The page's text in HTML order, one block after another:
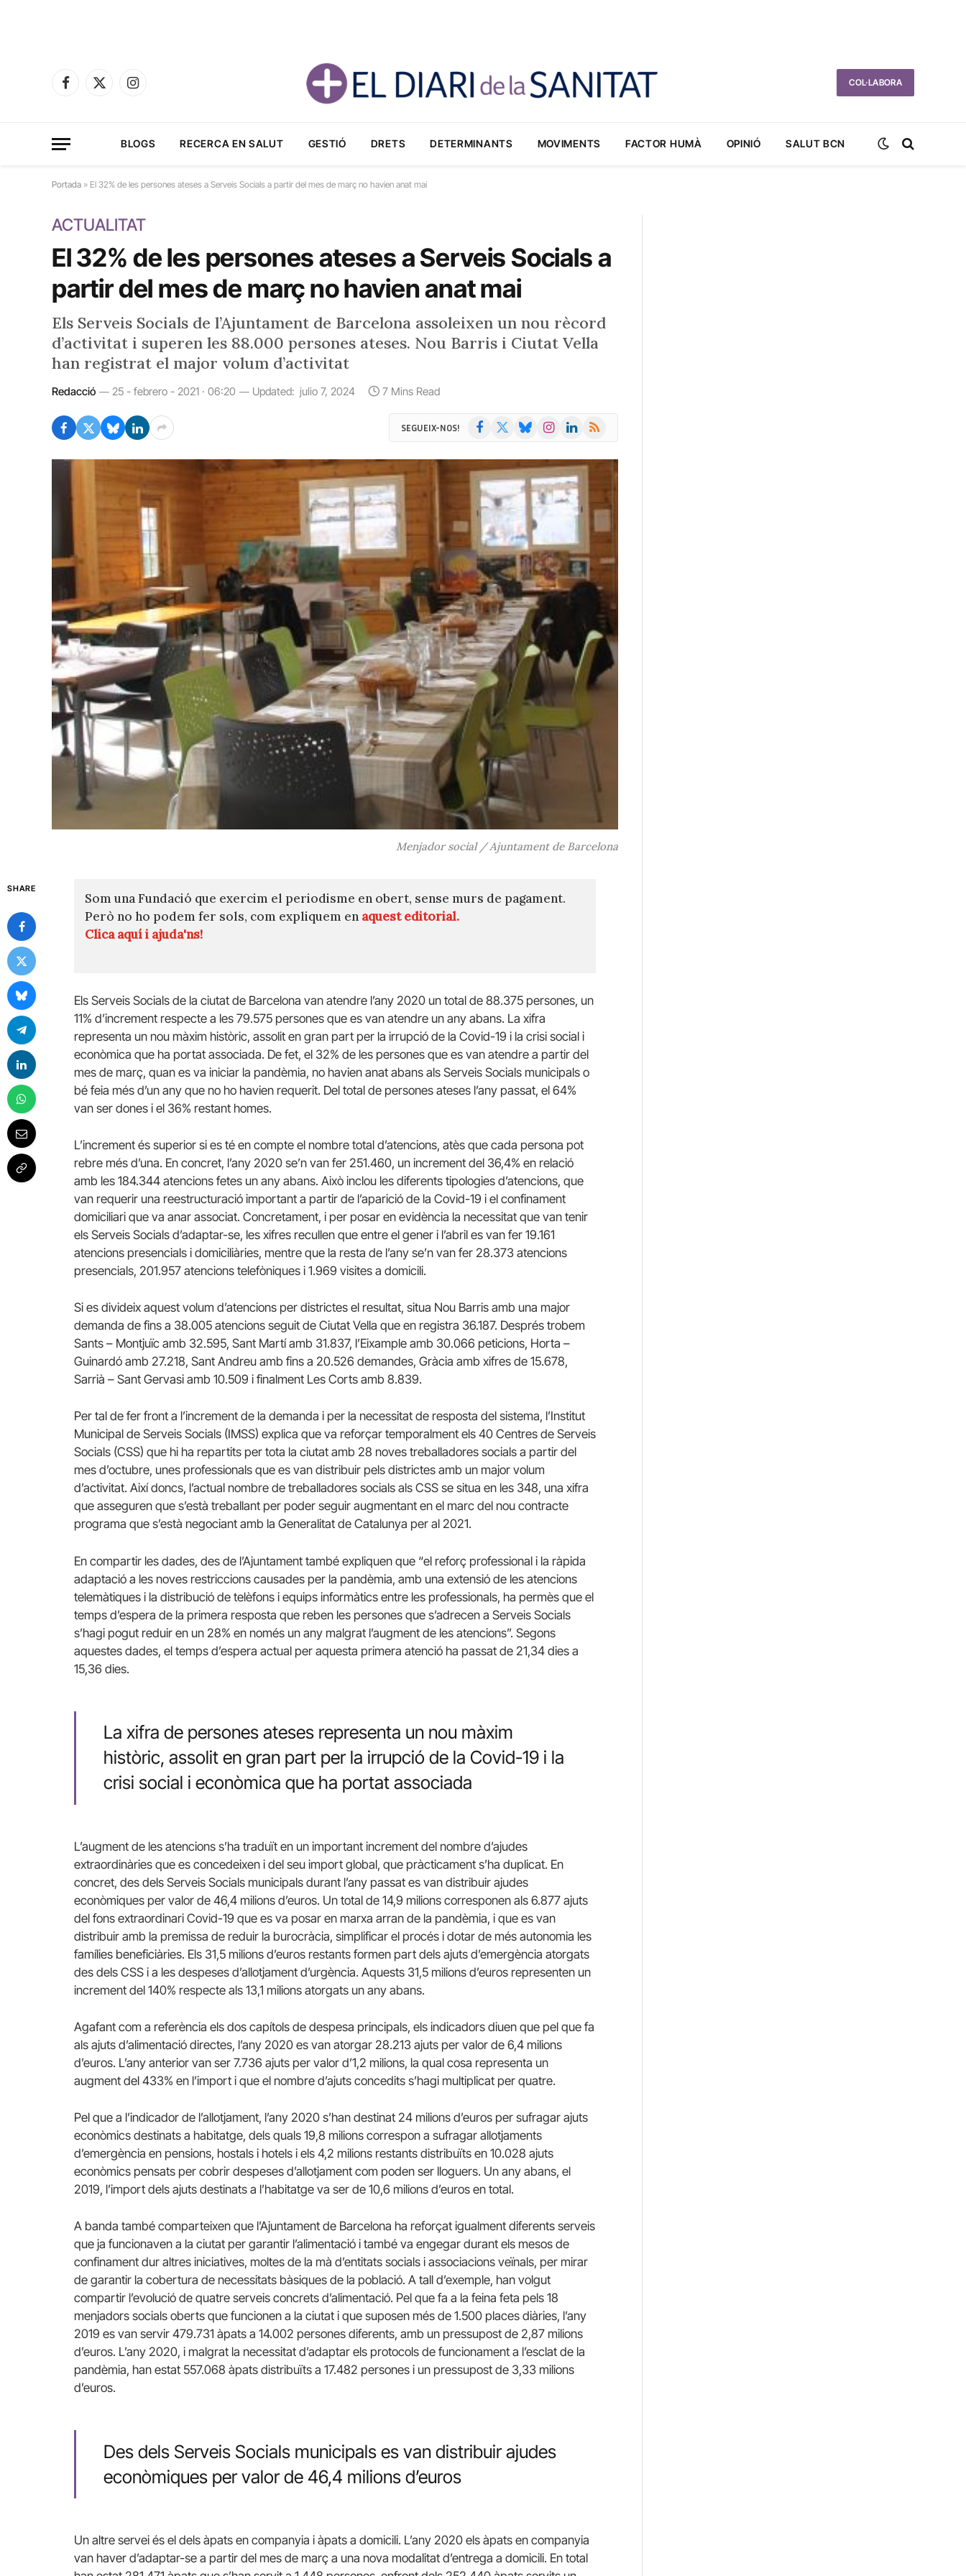
Facebook
X
Instagram
COL·LABORA
BLOGS RECERCA EN SALUT GESTIÓ DRETS DETERMINANTS MOVIMENTS FACTOR HUMÀ OPINIÓ SALUT BCN
Portada » El 32% de les persones ateses a Serveis Socials a partir del mes de març no havien anat mai
ACTUALITAT
El 32% de les persones ateses a Serveis Socials a
partir del mes de març no havien anat mai
Els Serveis Socials de l’Ajuntament de Barcelona assoleixen un nou rècord
d’activitat i superen les 88.000 persones ateses. Nou Barris i Ciutat Vella
han registrat el major volum d’activitat
Redacció 25 - febrero - 2021 · 06:20 Updated: julio 7, 2024 7 Mins Read
SEGUEIX-NOS! Facebook BlueskyInstagramLinkedIn
RSS
Menjador social / Ajuntament de Barcelona
SHARE
Som una Fundació que exercim el periodisme en obert, sense murs de pagament.
Però no ho podem fer sols, com expliquem en aquest editorial.
Clica aquí i ajuda'ns!
Els Serveis Socials de la ciutat de Barcelona van atendre l’any 2020 un total de 88.375 persones, un
11% d’increment respecte a les 79.575 persones que es van atendre un any abans. La xifra
representa un nou màxim històric, assolit en gran part per la irrupció de la Covid-19 i la crisi social i
econòmica que ha portat associada. De fet, el 32% de les persones que es van atendre a partir del
mes de març, quan es va iniciar la pandèmia, no havien anat abans als Serveis Socials municipals o
bé feia més d’un any que no ho havien requerit. Del total de persones ateses l’any passat, el 64%
van ser dones i el 36% restant homes.
L’increment és superior si es té en compte el nombre total d’atencions, atès que cada persona pot
rebre més d’una. En concret, l’any 2020 se’n van fer 251.460, un increment del 36,4% en relació
amb les 184.344 atencions fetes un any abans. Això inclou les diferents tipologies d’atencions, que
van requerir una reestructuració important a partir de l’aparició de la Covid-19 i el confinament
domiciliari que va anar associat. Concretament, i per posar en evidència la necessitat que van tenir
els Serveis Socials d’adaptar-se, les xifres recullen que entre el gener i l’abril es van fer 19.161
atencions presencials i domiciliàries, mentre que la resta de l’any se’n van fer 28.373 atencions
presencials, 201.957 atencions telefòniques i 1.969 visites a domicili.
Si es divideix aquest volum d’atencions per districtes el resultat, situa Nou Barris amb una major
demanda de fins a 38.005 atencions seguit de Ciutat Vella que en registra 36.187. Després trobem
Sants – Montjuïc amb 32.595, Sant Martí amb 31.837, l’Eixample amb 30.066 peticions, Horta –
Guinardó amb 27.218, Sant Andreu amb fins a 20.526 demandes, Gràcia amb xifres de 15.678,
Sarrià – Sant Gervasi amb 10.509 i finalment Les Corts amb 8.839.
Per tal de fer front a l’increment de la demanda i per la necessitat de resposta del sistema, l’Institut
Municipal de Serveis Socials (IMSS) explica que va reforçar temporalment els 40 Centres de Serveis
Socials (CSS) que hi ha repartits per tota la ciutat amb 28 noves treballadores socials a partir del
mes d’octubre, unes professionals que es van distribuir pels districtes amb un major volum
d’activitat. Així doncs, l’actual nombre de treballadores socials als CSS se situa en les 348, una xifra
que asseguren que s’està treballant per poder seguir augmentant en el marc del nou contracte
programa que s’està negociant amb la Generalitat de Catalunya per al 2021.
En compartir les dades, des de l’Ajuntament també expliquen que “el reforç professional i la ràpida
adaptació a les noves restriccions causades per la pandèmia, amb una extensió de les atencions
telemàtiques i la distribució de telèfons i equips informàtics entre les professionals, ha permès que el
temps d’espera de la primera resposta que reben les persones que s’adrecen a Serveis Socials
s’hagi pogut reduir en un 28% en només un any malgrat l’augment de les atencions”. Segons
aquestes dades, el temps d’espera actual per aquesta primera atenció ha passat de 21,34 dies a
15,36 dies.
La xifra de persones ateses representa un nou màxim
històric, assolit en gran part per la irrupció de la Covid-19 i la
crisi social i econòmica que ha portat associada
L’augment de les atencions s’ha traduït en un important increment del nombre d’ajudes
extraordinàries que es concedeixen i del seu import global, que pràcticament s’ha duplicat. En
concret, des dels Serveis Socials municipals durant l’any passat es van distribuir ajudes
econòmiques per valor de 46,4 milions d’euros. Un total de 14,9 milions corresponen als 6.877 ajuts
del fons extraordinari Covid-19 que es va posar en marxa arran de la pandèmia, i que es van
distribuir amb la premissa de reduir la burocràcia, simplificar el procés i dotar de més autonomia les
famílies beneficiàries. Els 31,5 milions d’euros restants formen part dels ajuts d’emergència atorgats
des dels CSS i a les despeses d’allotjament d’urgència. Aquests 31,5 milions d’euros representen un
increment del 140% respecte als 13,1 milions atorgats un any abans.
Agafant com a referència els dos capítols de despesa principals, els indicadors diuen que pel que fa
als ajuts d’alimentació directes, l’any 2020 es van atorgar 28.213 ajuts per valor de 6,4 milions
d’euros. L’any anterior van ser 7.736 ajuts per valor d’1,2 milions, la qual cosa representa un
augment del 433% en l’import i que el nombre d’ajuts concedits s’hagi multiplicat per quatre.
Pel que a l’indicador de l’allotjament, l’any 2020 s’han destinat 24 milions d’euros per sufragar ajuts
econòmics destinats a habitatge, dels quals 19,8 milions correspon a sufragar allotjaments
d’emergència en pensions, hostals i hotels i els 4,2 milions restants distribuïts en 10.028 ajuts
econòmics pensats per cobrir despeses d’allotjament com poden ser lloguers. Un any abans, el
2019, l’import dels ajuts destinats a l’habitatge va ser de 10,6 milions d’euros en total.
A banda també comparteixen que l’Ajuntament de Barcelona ha reforçat igualment diferents serveis
que ja funcionaven a la ciutat per garantir l’alimentació i també va engegar durant els mesos de
confinament dur altres iniciatives, moltes de la mà d’entitats socials i associacions veïnals, per mirar
de garantir la cobertura de necessitats bàsiques de la població. A tall d’exemple, han volgut
compartir l’evolució de quatre serveis concrets d’alimentació. Pel que fa a la feina feta pels 18
menjadors socials oberts que funcionen a la ciutat i que suposen més de 1.500 places diàries, l’any
2019 es van servir 479.731 àpats a 14.002 persones diferents, amb un pressupost de 2,87 milions
d’euros. L’any 2020, i malgrat la necessitat d’adaptar els protocols de funcionament a l’esclat de la
pandèmia, han estat 557.068 àpats distribuïts a 17.482 persones i un pressupost de 3,33 milions
d’euros.
Des dels Serveis Socials municipals es van distribuir ajudes
econòmiques per valor de 46,4 milions d’euros
Un altre servei és el dels àpats en companyia i àpats a domicili. L’any 2020 els àpats en companyia
van haver d’adaptar-se a partir del mes de març a una nova modalitat d’entrega a domicili. En total